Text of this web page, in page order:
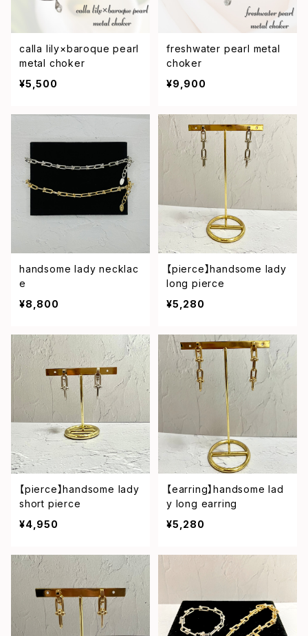
calla lily×baroque pearl
metal choker
¥5,500
freshwater pearl metal
choker
¥9,900
handsome lady necklac
e
¥8,800
【pierce】handsome lady
long pierce
¥5,280
【pierce】handsome lady
short pierce
¥4,950
【earring】handsome lad
y long earring
¥5,280